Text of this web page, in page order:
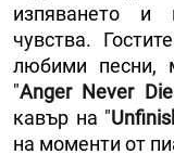
изпяването и
чувства.
любими песни,
"Anger Never
кавър на "
на моменти от